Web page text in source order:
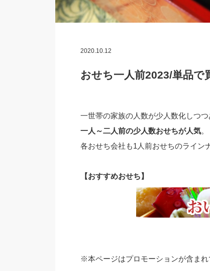
2020.10.12
おせち一人前2023/単品
一世帯の家族の人数が少人数化しつつ
一人～二人前の少人数おせちが人気。
各おせち会社も1人前おせちのライン
【おすすめおせち】
※本ページはプロモーションが含まれ